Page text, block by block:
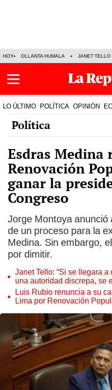
HOY OLLANTA HUMALA JANET TELLO
LO ÚLTIMO POLÍTICA OPINIÓN
Política
Esdras Medina
Renovación
ganar la
Congreso
Jorge Montoya anunció
de un proceso para la
Medina. Sin embargo,
por dimitir.
Janet Tello: “Si se llegara
una autoridad discrepa, se
judicial”
Luis Rubio renuncia a su
Lima por Renovación